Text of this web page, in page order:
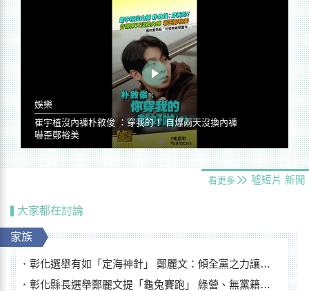
娛樂
崔宇植沒內褲朴敘俊 ：穿我的！ 自爆兩天沒換內褲
嚇歪鄭裕美
看更多 噓短片 新聞
大家都在討論
家族
彰化選舉有如「定海神針」 鄭麗文：傾全黨之力讓彰化贏
彰化縣長選舉鄭麗文提「龜兔賽跑」 綠營、無黨籍忙否認是烏龜